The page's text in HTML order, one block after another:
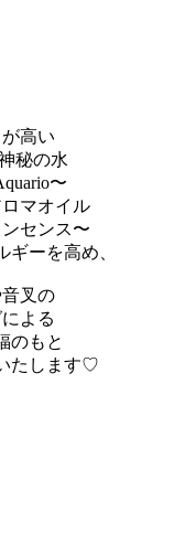
高い
秘の水
〜
マオイル
センス〜
ーを高め、
叉の
よる
のもと
たします♡